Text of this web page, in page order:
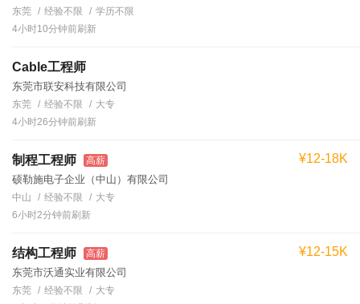
东莞 经验不限
学历不限
4小时10分钟前刷新
Cable工程师
东莞市联安科技有限公司
东莞 经验不限
大专
4小时26分钟前刷新
制程工程师 高薪
硕勒施电子企业（中山）有限公司
¥12-18K
中山 经验不限
大专
6小时2分钟前刷新
结构工程师 高薪
东莞市沃通实业有限公司
¥12-15K
东莞 经验不限
大专